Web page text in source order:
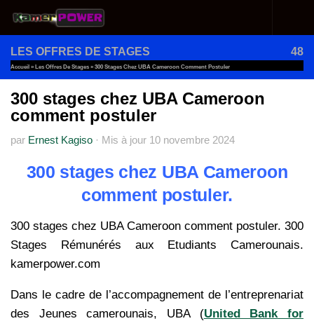
Au dessous du contenu
LES OFFRES DE STAGES 48
Accueil » Les Offres De Stages » 300 Stages Chez UBA Cameroon Comment Postuler
300 stages chez UBA Cameroon
comment postuler
par Ernest Kagiso · Mis à jour 10 novembre 2024
300 stages chez UBA Cameroon
comment postuler.
300 stages chez UBA Cameroon comment postuler. 300
Stages Rémunérés aux Etudiants Camerounais.
kamerpower.com
Dans le cadre de l’accompagnement de l’entreprenariat
des Jeunes camerounais, UBA (United Bank for